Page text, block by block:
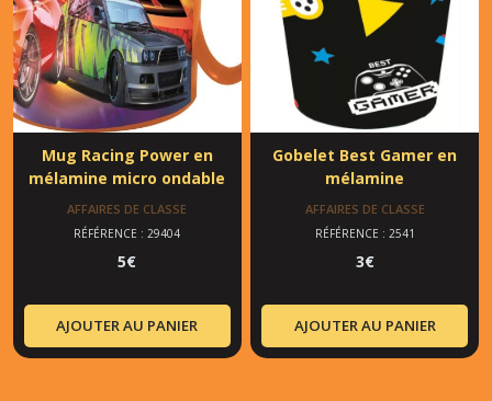
Mug Racing Power en
mélamine micro ondable
AFFAIRES DE CLASSE
RÉFÉRENCE : 29404
5€
AJOUTER AU PANIER
Gobelet Best Gamer en
mélamine
AFFAIRES DE CLASSE
RÉFÉRENCE : 2541
3€
AJOUTER AU PANIER